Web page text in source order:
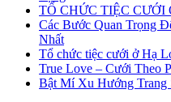
TỔ CHỨC TIỆC
Các Bước Quan Trọng
Nhất
Tổ chức tiệc cưới ở Hạ
True Love – Cưới Theo
Bật Mí Xu Hướng Trang